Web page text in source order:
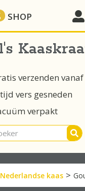
SHOP
verzenden vanaf
vers gesneden
verpakt
Nederlandse kaas >